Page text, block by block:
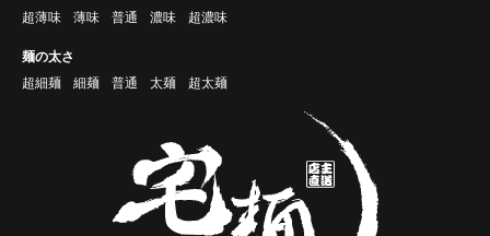
超薄味
薄味 普通 濃味 超濃味
麺の太さ
超細麺
細麺 普通 太麺 超太麺